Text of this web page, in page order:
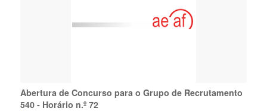
Abertura de Concurso para o Grupo de Recrutamento
540 - Horário n.º 72